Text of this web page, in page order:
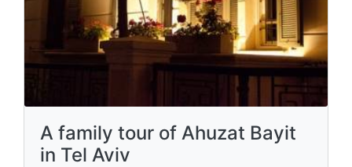
A family tour of Ahuzat Bayit
in Tel Aviv